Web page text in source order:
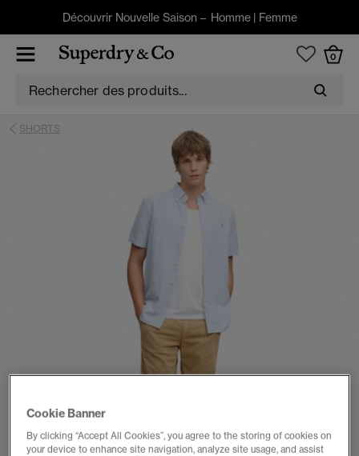
Découvrir Nouvelle Saison – Homme| Femme
0
SHORTS
Cookie Banner
By clicking “Accept All Cookies”, you agree to the storing of cookies on
your device to enhance site navigation, analyze site usage, and assist